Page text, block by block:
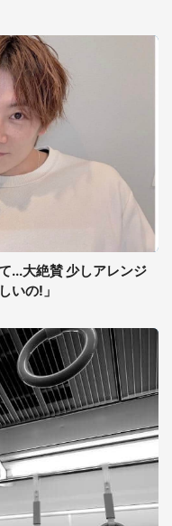
...大絶賛 少しアレンジ
いの!」